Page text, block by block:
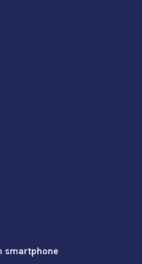
smartphone